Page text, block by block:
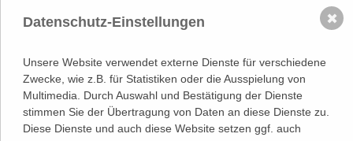
Österreichischer
Kontakt
Eoffice@wirtschaftsverlag.at
Firmeninformation
Firmenbnr.: FN 202164a
Handelsgericht Wien
UID Nr.: ATU50691602
Datenschutz-Einstellungen
Unsere Website verwendet externe Dienste für verschiedene
Zwecke, wie z.B. für Statistiken oder die Ausspielung von
Multimedia. Durch Auswahl und Bestätigung der Dienste
stimmen Sie der Übertragung von Daten an diese Dienste zu.
Diese Dienste und auch diese Website setzen ggf. auch
✖